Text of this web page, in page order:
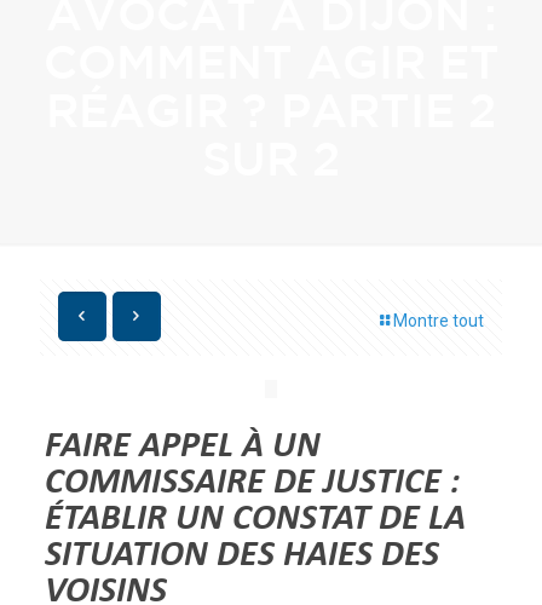
Montre tout
FAIRE APPEL À UN
COMMISSAIRE DE JUSTICE :
ÉTABLIR UN CONSTAT DE LA
SITUATION DES HAIES DES
VOISINS